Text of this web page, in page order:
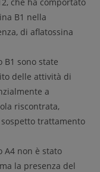
B1 nella
di aflatossina
B1 sono state
delle attività di
a
riscontrata,
trattamento
A4 non è stato
la presenza del